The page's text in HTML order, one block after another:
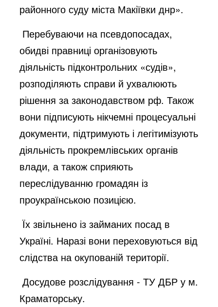
районного суду міста Макіївки днр».
Перебуваючи на псевдопосадах,
обидві правниці організовують
діяльність підконтрольних «судів»,
розподіляють справи й ухвалюють
рішення за законодавством рф. Також
вони підписують нікчемні процесуальні
документи, підтримують і легітимізують
діяльність прокремлівських органів
влади, а також сприяють
переслідуванню громадян із
проукраїнською позицією.
Їх звільнено із займаних посад в
Україні. Наразі вони переховуються від
слідства на окупованій території.
Досудове розслідування - ТУ ДБР у м.
Краматорську.